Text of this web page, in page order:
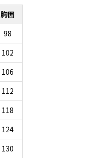
胸囲
98
102
106
112
118
124
130